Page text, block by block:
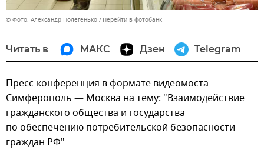
© Фото: Александр Полегенько Перейти в фотобанк
Читать в МАКС Дзен Telegram
Пресс-конференция в формате видеомоста
Симферополь — Москва на тему: "Взаимодействие
гражданского общества и государства
по обеспечению потребительской безопасности
граждан РФ"